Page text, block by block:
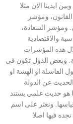
ايدينا الان مثلا
ومؤشر
ومؤشر السعادة،
والاقتصادية
هذه المؤشرات
وبعض الدول تكون في
الفاشلة او الهشة او
الحديث عن الدولة
هو حديث علمي يستند
ونعثر على اسم